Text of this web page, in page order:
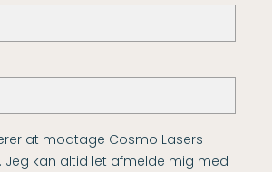
at modtage Cosmo Lasers
Jeg kan altid let afmelde mig med